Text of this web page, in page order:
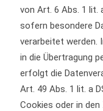
von Art. 6 Abs. 1 lit.
sofern besondere
verarbeitet werden.
in die Übertragung
erfolgt die
Art. 49 Abs. 1 lit. a
Cookies oder in